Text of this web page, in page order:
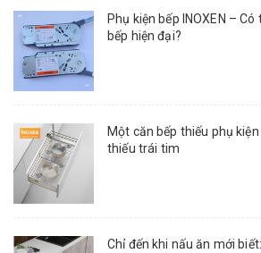
Phụ kiện bếp INOXEN –
bếp hiện đại?
Một căn bếp thiếu phụ
thiếu trái tim
Chỉ đến khi nấu ăn mới